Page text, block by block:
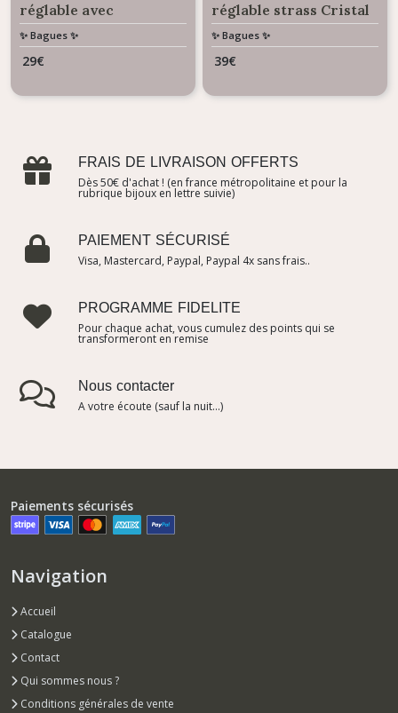
réglable avec
cabochon résine
Magnolia
✨ Bagues ✨
29€
réglable strass Cristal
Autrichien violet et
parme
✨ Bagues ✨
39€
FRAIS DE LIVRAISON OFFERTS
Dès 50€ d'achat ! (en france métropolitaine et pour la
rubrique bijoux en lettre suivie)
PAIEMENT SÉCURISÉ
Visa, Mastercard, Paypal, Paypal 4x sans frais..
PROGRAMME FIDELITE
Pour chaque achat, vous cumulez des points qui se
transformeront en remise
Nous contacter
A votre écoute (sauf la nuit...)
Paiements sécurisés
Navigation
Accueil
Catalogue
Contact
Qui sommes nous ?
Conditions générales de vente